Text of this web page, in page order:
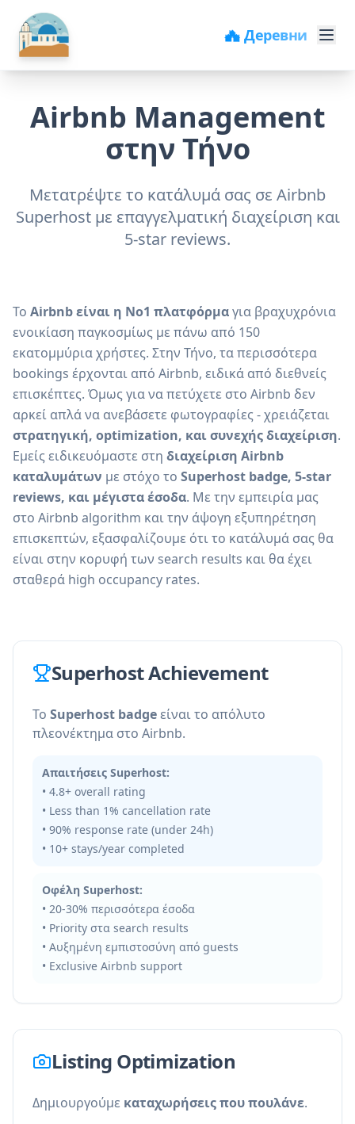
🏖️ Пляжи
Airbnb Management
στην Τήνο
Μετατρέψτε το κατάλυμά σας σε Airbnb
Superhost με επαγγελματική διαχείριση και
5-star reviews.
Το Airbnb είναι η Νο1 πλατφόρμαγια βραχυχρόνια
ενοικίαση παγκοσμίως με πάνω από 150
εκατομμύρια χρήστες. Στην Τήνο, τα περισσότερα
bookings έρχονται από Airbnb, ειδικά από διεθνείς
επισκέπτες. Όμως για να πετύχετε στο Airbnb δεν
αρκεί απλά να ανεβάσετε φωτογραφίες - χρειάζεται
στρατηγική, optimization, και συνεχής διαχείριση.
Εμείς ειδικευόμαστε στη διαχείριση Airbnb
καταλυμάτων με στόχο το Superhost badge, 5-star
reviews, και μέγιστα έσοδα. Με την εμπειρία μας
στο Airbnb algorithm και την άψογη εξυπηρέτηση
επισκεπτών, εξασφαλίζουμε ότι το κατάλυμά σας θα
είναι στην κορυφή των search results και θα έχει
σταθερά high occupancy rates.
Superhost Achievement
Το Superhost badgeείναι το απόλυτο
πλεονέκτημα στο Airbnb.
Απαιτήσεις Superhost:
• 4.8+ overall rating
• Less than 1% cancellation rate
• 90% response rate (under 24h)
• 10+ stays/year completed
Οφέλη Superhost:
• 20-30% περισσότερα έσοδα
• Priority στα search results
• Αυξημένη εμπιστοσύνη από guests
• Exclusive Airbnb support
Listing Optimization
Δημιουργούμε καταχωρήσεις που πουλάνε.